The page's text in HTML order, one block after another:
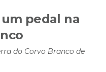
pedal na
do Corvo Branco de